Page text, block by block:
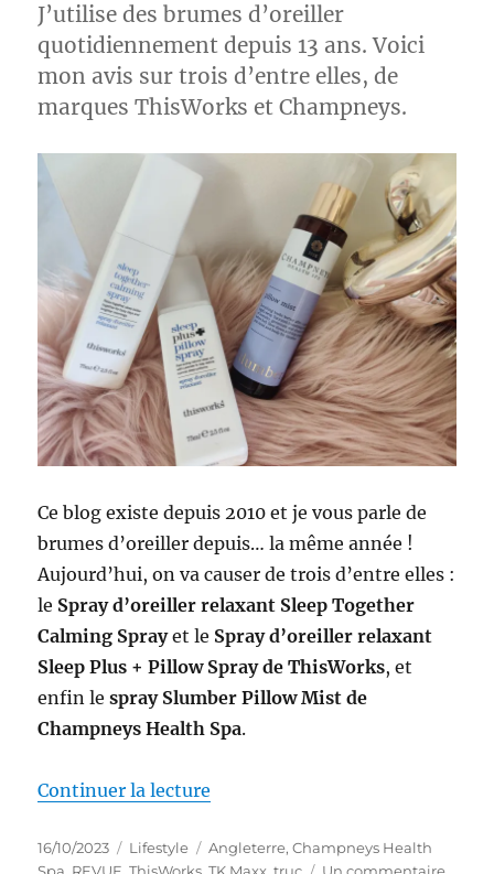
J’utilise des brumes d’oreiller
quotidiennement depuis 13 ans. Voici
mon avis sur trois d’entre elles, de
marques ThisWorks et Champneys.
Ce blog existe depuis 2010 et je vous parle de
brumes d’oreiller depuis… la même année !
Aujourd’hui, on va causer de trois d’entre elles :
le Spray d’oreiller relaxant Sleep Together
Calming Sprayet le Spray d’oreiller relaxant
Sleep Plus + Pillow Spray de ThisWorks, et
enfin lespray Slumber Pillow Mist de
Champneys Health Spa.
Continuer la lecture
Publié
le
16/10/2023 Catégories
Lifestyle Étiquettes
Angleterre,Champneys Health
sur